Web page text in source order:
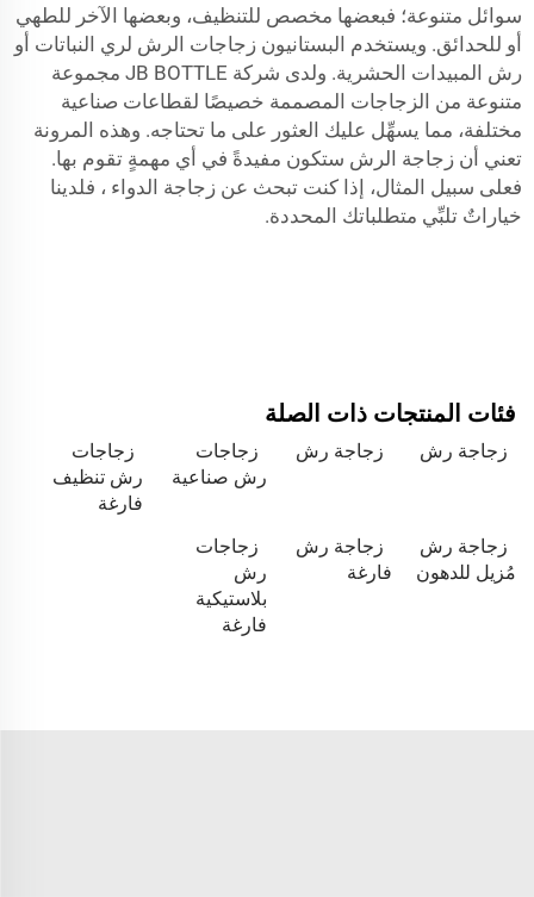
سوائل متنوعة؛ فبعضها مخصص للتنظيف، وبعضها الآخر للطهي
أو للحدائق. ويستخدم البستانيون زجاجات الرش لري النباتات أو
رش المبيدات الحشرية. ولدى شركة JB BOTTLE مجموعة
متنوعة من الزجاجات المصممة خصيصًا لقطاعات صناعية
مختلفة، مما يسهِّل عليك العثور على ما تحتاجه. وهذه المرونة
تعني أن زجاجة الرش ستكون مفيدةً في أي مهمةٍ تقوم بها.
فعلى سبيل المثال، إذا كنت تبحث عن زجاجة الدواء ، فلدينا
خياراتٌ تلبِّي متطلباتك المحددة.
فئات المنتجات ذات الصلة
زجاجة رش زجاجة رش
زجاجات
رش صناعية
زجاجات
رش تنظيف
فارغة
زجاجة رش
مُزيل للدهون
زجاجة رش
فارغة
زجاجات
رش
بلاستيكية
فارغة